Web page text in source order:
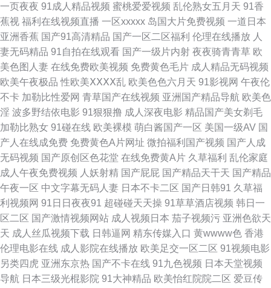
美女在线 欧美A片大香蕉 日韩三级网 在线视频91 99热视 成人免费观看大全
另类h成人在线 偷拍五月天西瓜 日韩欧美中字 在线观看av 草草影院最新地
址 国产极品久久 久久综久久 日本成人A片网址 亚洲tv色 91蜜桃特黄A片 国
产视频二区 男人的天堂阴色网 天天撸日日操 91观看在线网站 不卡十六區 韩
日免费 欧美超碰在线 亚洲色情小说网 97超碰在线人妻 国产精品夜夜 免费一
二三区 神马激情综合 91视频网站网址 成人超碰在线观看 老湿机福利看片 日
本字幕网 欧美有码一区二区 污的网站 成人AV午夜福利 国产青草网 欧亚另类
色 亚洲av青草影院 99操我 成人淫无码 韩国有码专区 日本a级电影久久 亚洲
成网站 99操97 国产传媒合集 玖玖热视频 日韩e级免费 91传煤成人 超碰97
一页夜夜 91成人精品视频 蜜桃爱爱视频 乱伦熟女五月天 91香
蕉视 福利在线视频直播 一区xxxxx 岛国大片免费视频 一道日本
亚洲香蕉 国产91高清精品 国产一区二区福利 伦理在线播放 人
妻无码精品 91自拍在线观看 国产一级片内射 夜夜骑青青草 欧
美色图人妻 在线免费欧美视频 免费黄色毛片 成人精品无码视频
欧美午夜极品 性欧美ⅩⅩⅩⅩ乱 欧美色色六月天 91影视网 午夜伦
不卡 加勒比性爱网 青草国产在线视频 亚洲国产精品导航 欧美色
淫 波多野结依电影 91狠狠撸 成人深夜电影 精品国产美女剃毛
加勒比熟女 91碰在线 欧美裸模 萌白酱国产一区 美国一级AV 国
产人在线成免费 免费黄色A片网址 微拍福利国产视频 国产人成
无码视频 国产原创区色花堂 在线免费黄A片 久草福利 乱伦家庭
成人午夜免费视频 人妖射精 国产屁屁 国产精品天干天 国产精品
午夜一区 中文字幕无码人妻 日本不卡二区 国产日韩91 久草福
利视频网 91日日夜夜91 超碰碰天天操 91草草酒店视频 韩日一
区二区 国产激情视频网站 成人视频日本 茄子视频污 亚洲色欲天
天 成人丝瓜视频下载 日韩逼网 精东传媒入口 黄wwww色 香港
伦理电影在线 成人影院在线播放 欧美足交一区二区 91视频电影
另类四虎 亚洲东京热 国产不卡在线 91九色视频 日本天堂视频
导航 日本三级光棍影院 91大神精品 欧美怡红院院二区 爱豆传